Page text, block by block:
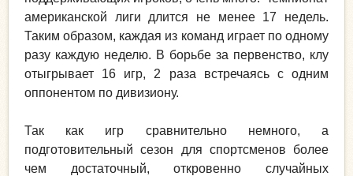
американской лиги длится не менее 17 недель.
Таким образом, каждая из команд играет по одному
разу каждую неделю. В борьбе за первенство, клу
отыгрывает 16 игр, 2 раза встречаясь с одним
оппонентом по дивизиону.
Так как игр сравнительно немного, а
подготовительный сезон для спортсменов более
чем достаточный, откровенно случайных